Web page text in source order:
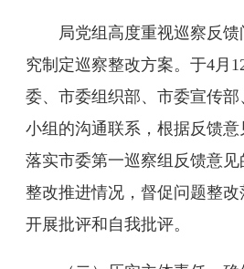
局党组高度重视巡察反馈
究制定巡察整改方案。于4月
委、市委组织部、市委宣传
小组的沟通联系，根据反馈
落实市委第一巡察组反馈意
整改推进情况，督促问题整
开展批评和自我批评。